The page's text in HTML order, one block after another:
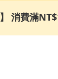
消費滿